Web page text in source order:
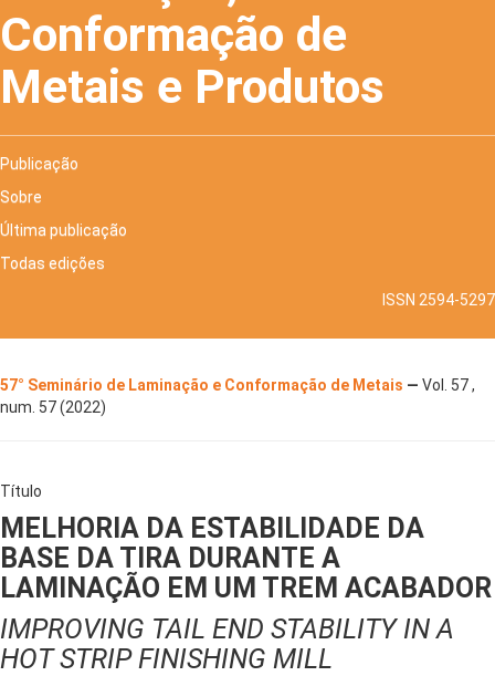
Conformação de
Metais e Produtos
Publicação
Sobre
Última publicação
Todas edições
ISSN 2594-5297
57° Seminário de Laminação e Conformação de Metais — Vol. 57 ,
num. 57 (2022)
Título
MELHORIA DA ESTABILIDADE DA
BASE DA TIRA DURANTE A
LAMINAÇÃO EM UM TREM ACABADOR
IMPROVING TAIL END STABILITY IN A
HOT STRIP FINISHING MILL